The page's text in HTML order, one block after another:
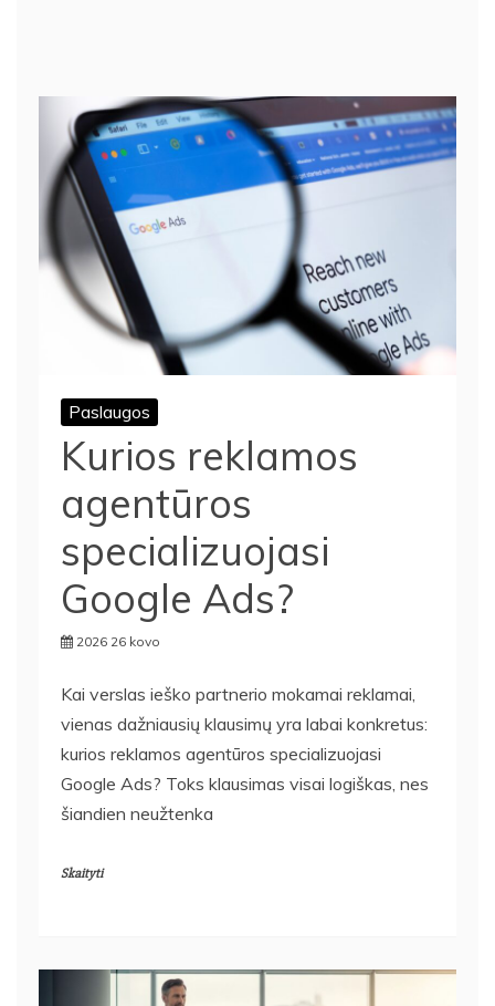
Paslaugos
Kurios reklamos
agentūros
specializuojasi
Google Ads?
2026 26 kovo
Kai verslas ieško partnerio mokamai reklamai,
vienas dažniausių klausimų yra labai konkretus:
kurios reklamos agentūros specializuojasi
Google Ads? Toks klausimas visai logiškas, nes
šiandien neužtenka
Skaityti